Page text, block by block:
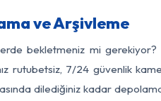
ve Arşivleme
bekletmeniz mi
rutubetsiz, 7/24 güvenlik
dilediğiniz kadar